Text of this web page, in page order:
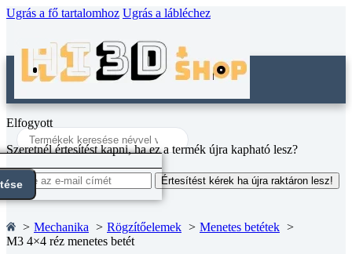
Ugrás a fő tartalomhoz Ugrás a lábléchez
Search
...
Elfogyott
Szeretnél értesítést kapni, ha ez a termék újra kapható lesz?
Értesítést kérek ha újra raktáron lesz!
Mechanika Rögzítőelemek
Menetes betétek
M3 4×4 réz menetes betét